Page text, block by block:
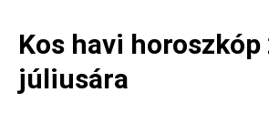
Kos havi horoszkóp
júliusára